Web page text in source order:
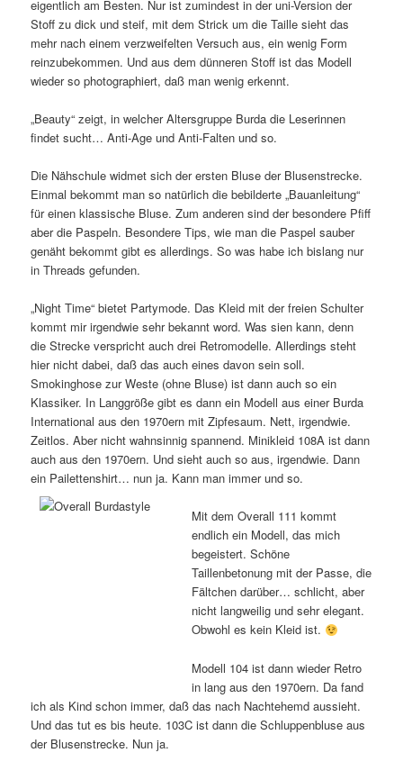
eigentlich am Besten. Nur ist zumindest in der uni-Version der
Stoff zu dick und steif, mit dem Strick um die Taille sieht das
mehr nach einem verzweifelten Versuch aus, ein wenig Form
reinzubekommen. Und aus dem dünneren Stoff ist das Modell
wieder so photographiert, daß man wenig erkennt.
„Beauty“ zeigt, in welcher Altersgruppe Burda die Leserinnen
findet sucht… Anti-Age und Anti-Falten und so.
Die Nähschule widmet sich der ersten Bluse der Blusenstrecke.
Einmal bekommt man so natürlich die bebilderte „Bauanleitung“
für einen klassische Bluse. Zum anderen sind der besondere Pfiff
aber die Paspeln. Besondere Tips, wie man die Paspel sauber
genäht bekommt gibt es allerdings. So was habe ich bislang nur
in Threads gefunden.
„Night Time“ bietet Partymode. Das Kleid mit der freien Schulter
kommt mir irgendwie sehr bekannt word. Was sien kann, denn
die Strecke verspricht auch drei Retromodelle. Allerdings steht
hier nicht dabei, daß das auch eines davon sein soll.
Smokinghose zur Weste (ohne Bluse) ist dann auch so ein
Klassiker. In Langgröße gibt es dann ein Modell aus einer Burda
International aus den 1970ern mit Zipfesaum. Nett, irgendwie.
Zeitlos. Aber nicht wahnsinnig spannend. Minikleid 108A ist dann
auch aus den 1970ern. Und sieht auch so aus, irgendwie. Dann
ein Pailettenshirt… nun ja. Kann man immer und so.
Mit dem Overall 111 kommt
endlich ein Modell, das mich
begeistert. Schöne
Taillenbetonung mit der Passe, die
Fältchen darüber… schlicht, aber
nicht langweilig und sehr elegant.
Obwohl es kein Kleid ist.
Modell 104 ist dann wieder Retro
in lang aus den 1970ern. Da fand
ich als Kind schon immer, daß das nach Nachtehemd aussieht.
Und das tut es bis heute. 103C ist dann die Schluppenbluse aus
der Blusenstrecke. Nun ja.